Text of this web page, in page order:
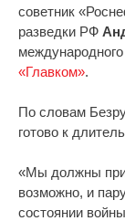
советник
разведки РФ
«Главком».
По словам
готово к
«Мы должны
возможно, и
состоянии